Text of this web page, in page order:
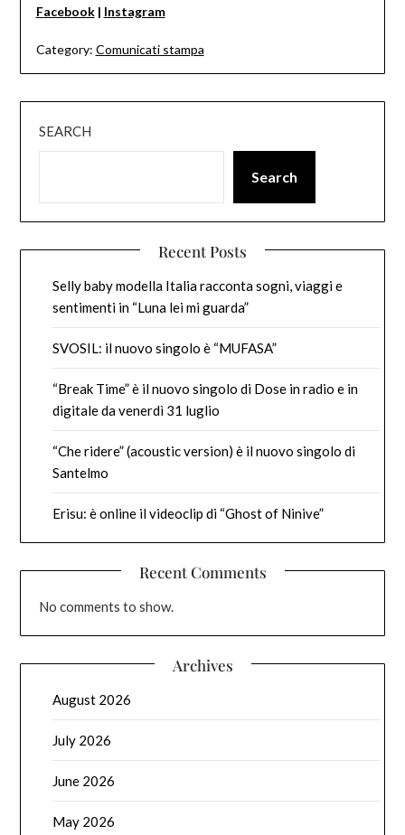
Facebook| Instagram
Category: Comunicati stampa
SEARCH
Search
Recent Posts
Selly baby modella Italia racconta sogni, viaggi e
sentimenti in “Luna lei mi guarda”
SVOSIL: il nuovo singolo è “MUFASA”
“Break Time” è il nuovo singolo di Dose in radio e in
digitale da venerdì 31 luglio
“Che ridere” (acoustic version) è il nuovo singolo di
Santelmo
Erisu: è online il videoclip di “Ghost of Ninive”
Recent Comments
No comments to show.
Archives
August 2026
July 2026
June 2026
May 2026